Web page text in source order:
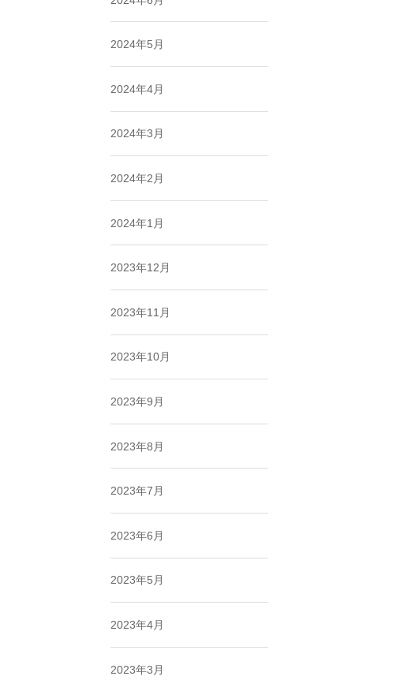
2024年5月
2024年4月
2024年3月
2024年2月
2024年1月
2023年12月
2023年11月
2023年10月
2023年9月
2023年8月
2023年7月
2023年6月
2023年5月
2023年4月
2023年3月